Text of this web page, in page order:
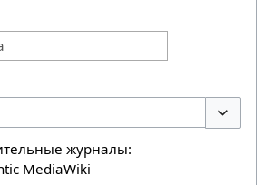
журналы:
MediaWiki